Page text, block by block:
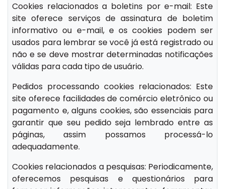
Cookies relacionados a boletins por e-mail: Este
site oferece serviços de assinatura de boletim
informativo ou e-mail, e os cookies podem ser
usados para lembrar se você já está registrado ou
não e se deve mostrar determinadas notificações
válidas para cada tipo de usuário.
Pedidos processando cookies relacionados: Este
site oferece facilidades de comércio eletrônico ou
pagamento e, alguns cookies, são essenciais para
garantir que seu pedido seja lembrado entre as
páginas, assim possamos processá-lo
adequadamente.
Cookies relacionados a pesquisas: Periodicamente,
oferecemos pesquisas e questionários para